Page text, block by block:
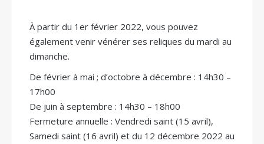
À partir du 1er février 2022, vous pouvez
également venir vénérer ses reliques du mardi au
dimanche.
De février à mai ; d’octobre à décembre : 14h30 –
17h00
De juin à septembre : 14h30 – 18h00
Fermeture annuelle : Vendredi saint (15 avril),
Samedi saint (16 avril) et du 12 décembre 2022 au